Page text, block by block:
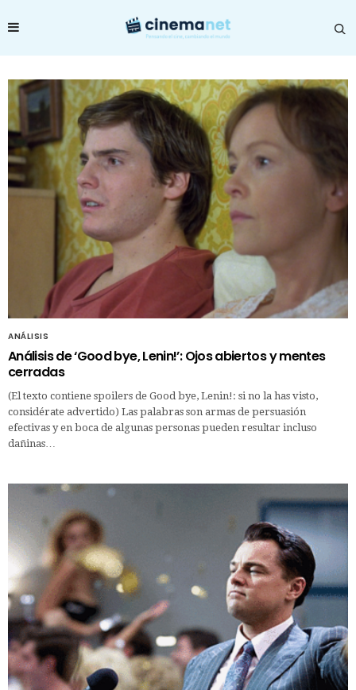
ANÁLISIS
Análisis de ‘Good bye, Lenin!’: Ojos abiertos y mentes
cerradas
(El texto contiene spoilers de Good bye, Lenin!: si no la has visto,
considérate advertido) Las palabras son armas de persuasión
efectivas y en boca de algunas personas pueden resultar incluso
dañinas…